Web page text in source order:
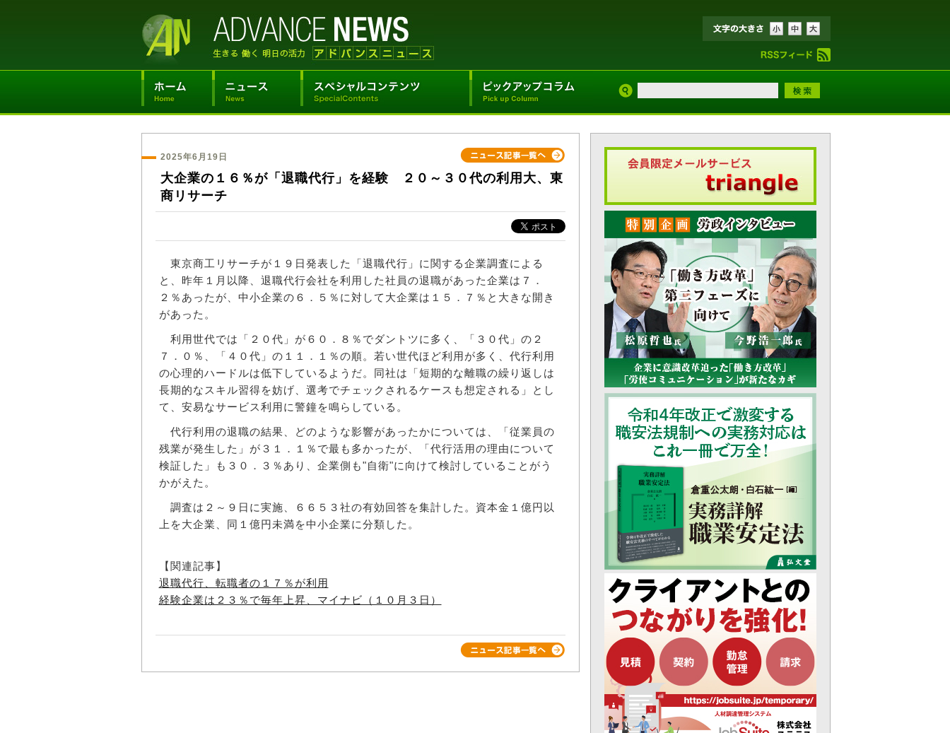
2025年6月19日
大企業の１６％が「退職代行」を経験 ２０～３０代の利用大、東
商リサーチ
東京商工リサーチが１９日発表した「退職代行」に関する企業調査による
と、昨年１月以降、退職代行会社を利用した社員の退職があった企業は７．
２％あったが、中小企業の６．５％に対して大企業は１５．７％と大きな開き
があった。
利用世代では「２０代」が６０．８％でダントツに多く、「３０代」の２
７．０％、「４０代」の１１．１％の順。若い世代ほど利用が多く、代行利用
の心理的ハードルは低下しているようだ。同社は「短期的な離職の繰り返しは
長期的なスキル習得を妨げ、選考でチェックされるケースも想定される」とし
て、安易なサービス利用に警鐘を鳴らしている。
代行利用の退職の結果、どのような影響があったかについては、「従業員の
残業が発生した」が３１．１％で最も多かったが、「代行活用の理由について
検証した」も３０．３％あり、企業側も"自衛"に向けて検討していることがう
かがえた。
調査は２～９日に実施、６６５３社の有効回答を集計した。資本金１億円以
上を大企業、同１億円未満を中小企業に分類した。
【関連記事】
退職代行、転職者の１７％が利用
経験企業は２３％で毎年上昇、マイナビ（１０月３日）